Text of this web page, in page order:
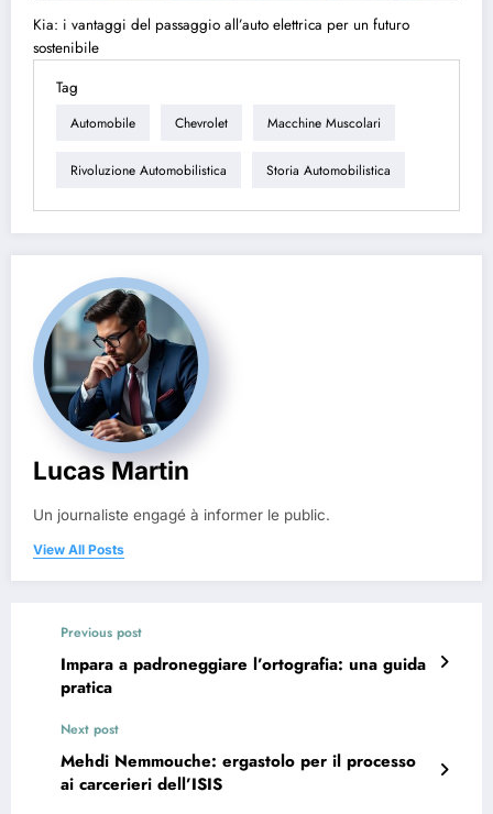
Kia: i vantaggi del passaggio all’auto elettrica per un futuro
sostenibile
Tag
Automobile Chevrolet Macchine Muscolari
Rivoluzione Automobilistica Storia Automobilistica
Lucas Martin
Un journaliste engagé à informer le public.
View All Posts
Previous post
Impara a padroneggiare l’ortografia: una guida
pratica
Next post
Mehdi Nemmouche: ergastolo per il processo
ai carcerieri dell’ISIS